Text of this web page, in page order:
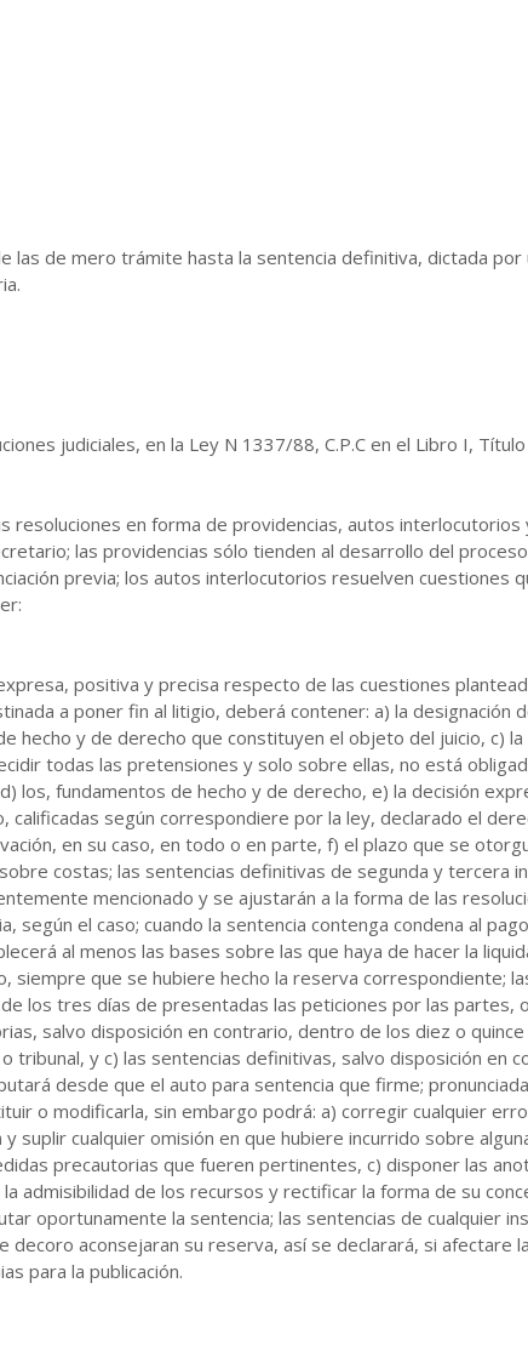
las de mero trámite hasta la sentencia definitiva, dictada
judiciales, en la Ley N 1337/88, C.P.C en el Libro I,
resoluciones en forma de providencias, autos
las providencias sólo tienden al desarrollo del
previa; los autos interlocutorios resuelven cuestiones
positiva y precisa respecto de las cuestiones
a poner fin al litigio, deberá contener: a) la designación
hecho y de derecho que constituyen el objeto del juicio, c)
todas las pretensiones y solo sobre ellas, no está
los, fundamentos de hecho y de derecho, e) la decisión
calificadas según correspondiere por la ley, declarado el
en su caso, en todo o en parte, f) el plazo que se
costas; las sentencias definitivas de segunda y tercera
mencionado y se ajustarán a la forma de las
según el caso; cuando la sentencia contenga condena al
al menos las bases sobre las que haya de hacer la
que se hubiere hecho la reserva correspondiente;
los tres días de presentadas las peticiones por las partes,
salvo disposición en contrario, dentro de los diez o
tribunal, y c) las sentencias definitivas, salvo disposición en
desde que el auto para sentencia que firme;
o modificarla, sin embargo podrá: a) corregir cualquier
suplir cualquier omisión en que hubiere incurrido sobre
precautorias que fueren pertinentes, c) disponer las
admisibilidad de los recursos y rectificar la forma de su
oportunamente la sentencia; las sentencias de cualquier
decoro aconsejaran su reserva, así se declarará, si
para la publicación.